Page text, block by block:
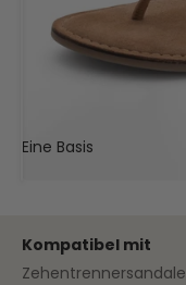
Eine Basis
Deine Sandale
Kompatibel mit
Zehentrennersandale